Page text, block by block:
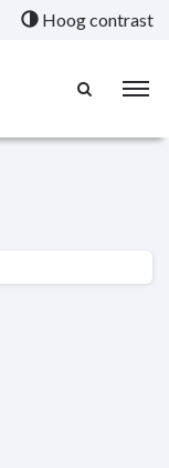
Hoog contrast